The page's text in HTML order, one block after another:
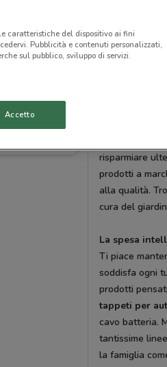
troverai tutto
cartoleria,
stai cercando
potrai farlo
Vantaggiosi
Oltre a tutte
risparmiare
prodotti a
alla qualità.
cura del
La spesa
Ti piace
soddisfa ogni
prodotti
tappeti per
cavo batteria.
tantissime
la famiglia
caratteristiche del dispositivo ai fini
Pubblicità e contenuti personalizzati,
sul pubblico, sviluppo di servizi.
Accetto